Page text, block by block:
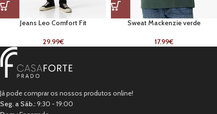
Jeans Leo Comfort Fit
29.99€
Sweat Mackenzie verde
17.99€
Já pode comprar os nossos produtos online!
Seg. a Sáb.:9:30 - 19:00